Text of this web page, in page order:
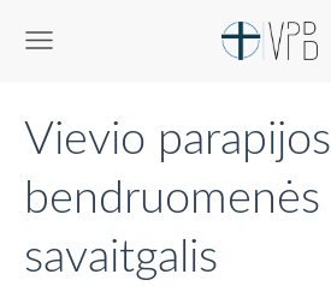
Vievio parapijos
bendruomenės
savaitgalis